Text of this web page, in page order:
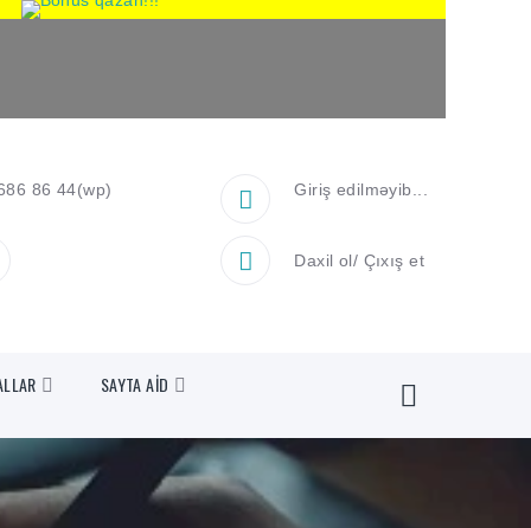
86 44(wp) Giriş edilməyib...
Daxil ol/ Çıxış et
SAYTA AİD